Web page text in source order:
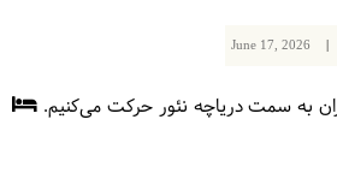
June 17, 2026 |
به سمت دریاچه نئور حرکت می‌کنیم.